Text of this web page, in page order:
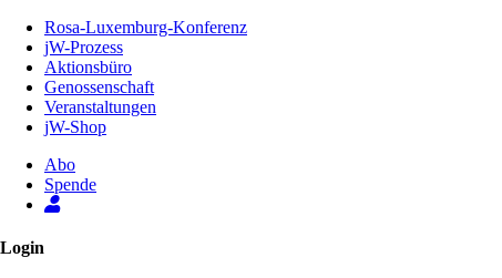
Inhalt
Seite
Rosa-Luxemburg-Konferenz
jW-Prozess
Aktionsbüro
Genossenschaft
Veranstaltungen
jW-Shop
Abo
Spende
Login